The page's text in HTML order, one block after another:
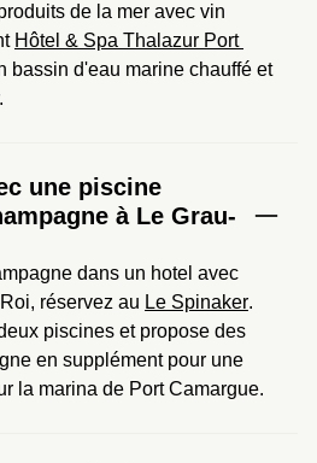
de la mer avec vin
Hôtel & Spa Thalazur Port
bassin d'eau marine chauffé et
une piscine
à Le Grau-
dans un hotel avec
réservez au Le Spinaker.
piscines et propose des
en supplément pour une
la marina de Port Camargue.